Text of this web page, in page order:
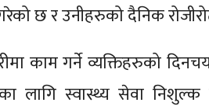
छ र उनीहरुको दैनिक
काम गर्ने व्यक्तिहरुको
लागि स्वास्थ्य सेवा